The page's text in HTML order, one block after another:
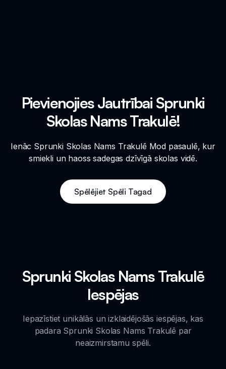
Pievienojies Jautrībai Sprunki
Skolas Nams Trakulē!
Ienāc Sprunki Skolas Nams Trakulē Mod pasaulē, kur
smiekli un haoss sadegas dzīvīgā skolas vidē.
Spēlējiet Spēli Tagad
Sprunki Skolas Nams Trakulē
Iespējas
Iepazīstiet unikālās un izklaidējošās iespējas, kas
padara Sprunki Skolas Nams Trakulē par
neaizmirstamu spēli.